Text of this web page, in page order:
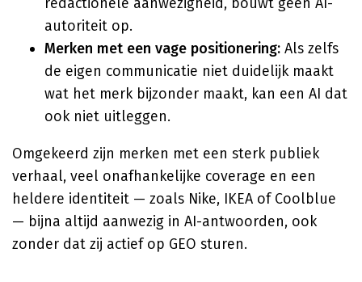
autoriteit op.
Merken met een vage positionering: Als zelfs
de eigen communicatie niet duidelijk maakt
wat het merk bijzonder maakt, kan een AI dat
ook niet uitleggen.
Omgekeerd zijn merken met een sterk publiek
verhaal, veel onafhankelijke coverage en een
heldere identiteit — zoals Nike, IKEA of Coolblue
— bijna altijd aanwezig in AI-antwoorden, ook
zonder dat zij actief op GEO sturen.